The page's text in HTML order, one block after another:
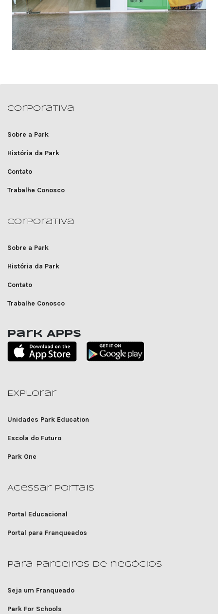
Corporativa
Sobre a Park
História da Park
Contato
Trabalhe Conosco
Corporativa
Sobre a Park
História da Park
Contato
Trabalhe Conosco
Park Apps
Explorar
Unidades Park Education
Escola do Futuro
Park One
Para parceiros de negócios
Seja um Franqueado
Park For Schools
Acessar portais
Portal Educacional
Portal para Franqueados